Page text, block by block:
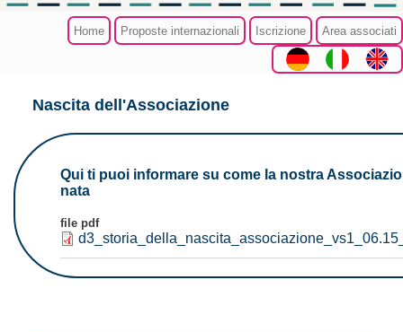
Home Proposte internazionali Iscrizione Area associati
Nascita dell'Associazione
Tu sei qui
Qui ti puoi informare su come la nostra
nata
file pdf